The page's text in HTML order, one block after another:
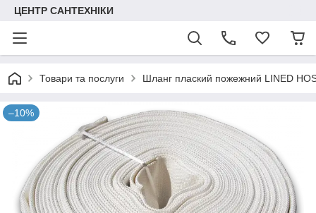
ЦЕНТР САНТЕХНІКИ
Товари та послуги Шланг плаский пожежний LINED
–10%